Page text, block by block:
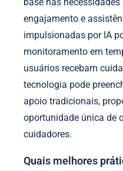
engajamento e
impulsionadas por IA
monitoramento em
usuários recebam
tecnologia pode
apoio tradicionais,
oportunidade única de
cuidadores.
Quais melhores